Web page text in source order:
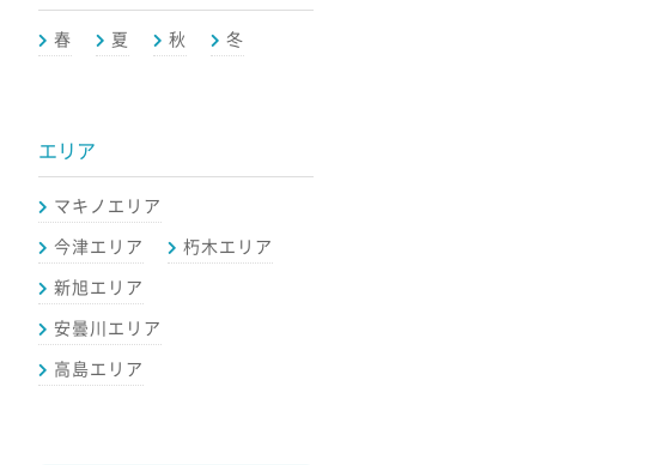
春 夏 秋 冬
エリア
マキノエリア
今津エリア
朽木エリア
新旭エリア
安曇川エリア
高島エリア